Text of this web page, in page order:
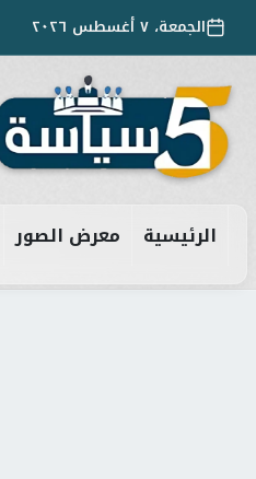
الجمعة، ٧ أغسطس ٢٠٢٦
الرئيسية معرض الصور